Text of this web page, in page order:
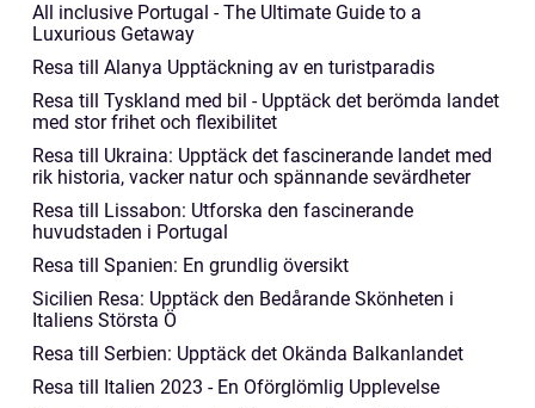
All inclusive Portugal - The Ultimate Guide to a
Luxurious Getaway
Resa till Alanya Upptäckning av en turistparadis
Resa till Tyskland med bil - Upptäck det berömda landet
med stor frihet och flexibilitet
Resa till Ukraina: Upptäck det fascinerande landet med
rik historia, vacker natur och spännande sevärdheter
Resa till Lissabon: Utforska den fascinerande
huvudstaden i Portugal
Resa till Spanien: En grundlig översikt
Sicilien Resa: Upptäck den Bedårande Skönheten i
Italiens Största Ö
Resa till Serbien: Upptäck det Okända Balkanlandet
Resa till Italien 2023 - En Oförglömlig Upplevelse